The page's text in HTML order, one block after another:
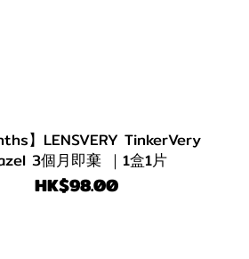
】LENSVERY TinkerVery
3個月即棄 ｜1盒1片
HK$98.00